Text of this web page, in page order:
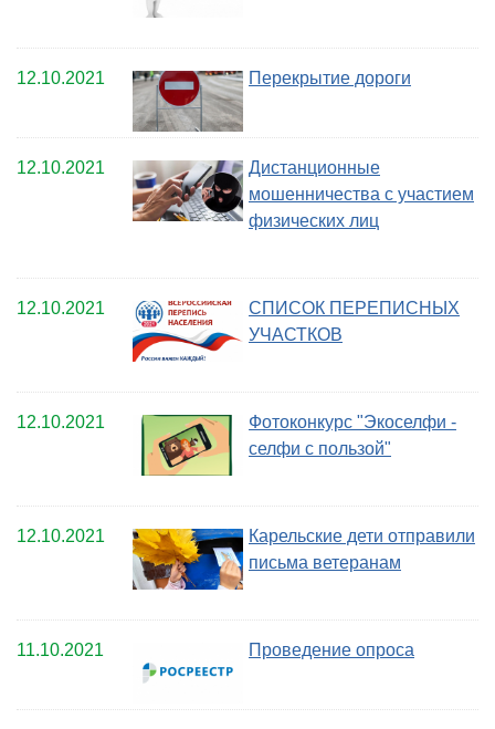
12.10.2021 Перекрытие дороги
12.10.2021
Дистанционные
мошенничества с участием
физических лиц
12.10.2021
CПИСОК ПЕРЕПИСНЫХ
УЧАСТКОВ
12.10.2021
Фотоконкурс "Экоселфи -
селфи с пользой"
12.10.2021
Карельские дети отправили
письма ветеранам
11.10.2021 Проведение опроса